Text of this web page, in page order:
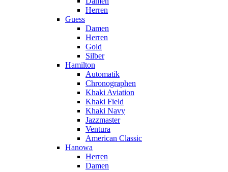
Herren
Guess
Damen
Herren
Gold
Silber
Hamilton
Automatik
Chronographen
Khaki Aviation
Khaki Field
Khaki Navy
Jazzmaster
Ventura
American Classic
Hanowa
Herren
Damen